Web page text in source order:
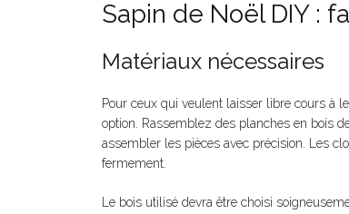
Sapin de Noël DIY :
Matériaux nécessaires
Pour ceux qui veulent laisser libre cours à
option. Rassemblez des planches en bois
assembler les pièces avec précision. Les
fermement.
Le bois utilisé devra être choisi